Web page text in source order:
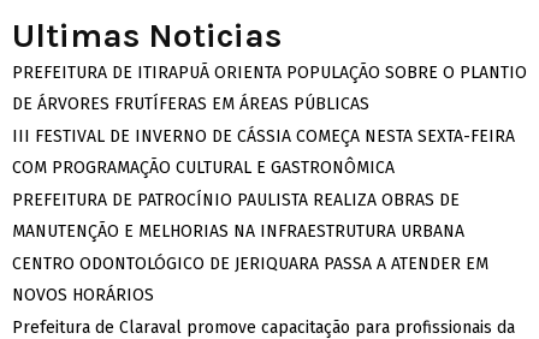
Ultimas Noticias
PREFEITURA DE ITIRAPUÃ ORIENTA POPULAÇÃO SOBRE O PLANTIO
DE ÁRVORES FRUTÍFERAS EM ÁREAS PÚBLICAS
III FESTIVAL DE INVERNO DE CÁSSIA COMEÇA NESTA SEXTA-FEIRA
COM PROGRAMAÇÃO CULTURAL E GASTRONÔMICA
PREFEITURA DE PATROCÍNIO PAULISTA REALIZA OBRAS DE
MANUTENÇÃO E MELHORIAS NA INFRAESTRUTURA URBANA
CENTRO ODONTOLÓGICO DE JERIQUARA PASSA A ATENDER EM
NOVOS HORÁRIOS
Prefeitura de Claraval promove capacitação para profissionais da